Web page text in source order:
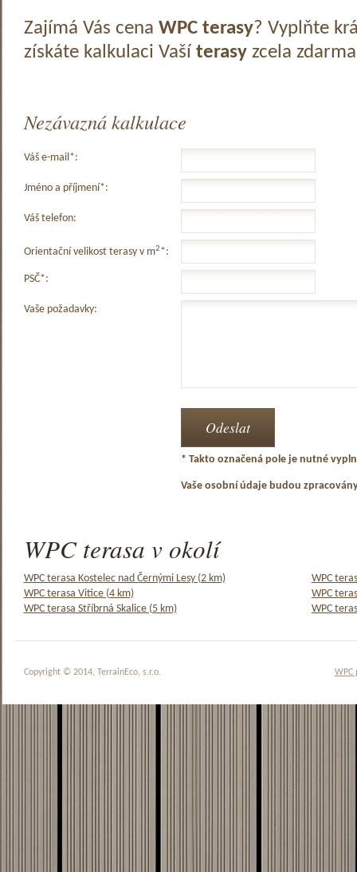
Zajímá Vás cena WPC terasy? Vyplňte
získáte kalkulaci Vaší terasyzcela
Nezávazná kalkulace
Váš e-mail*:
Jméno a příjmení*:
Váš telefon:
Orientační velikost terasy v m2*:
PSČ*:
Vaše požadavky:
* Takto označená pole je nutné
Vaše osobní údaje budou
WPC terasa v okolí
WPC terasa Kostelec nad Černými Lesy (2 km)
WPC
WPC terasa Vitice (4 km)
WPC
WPC terasa Stříbrná Skalice (5 km)
WPC
WPC
Copyright © 2014, TerrainEco, s.r.o.